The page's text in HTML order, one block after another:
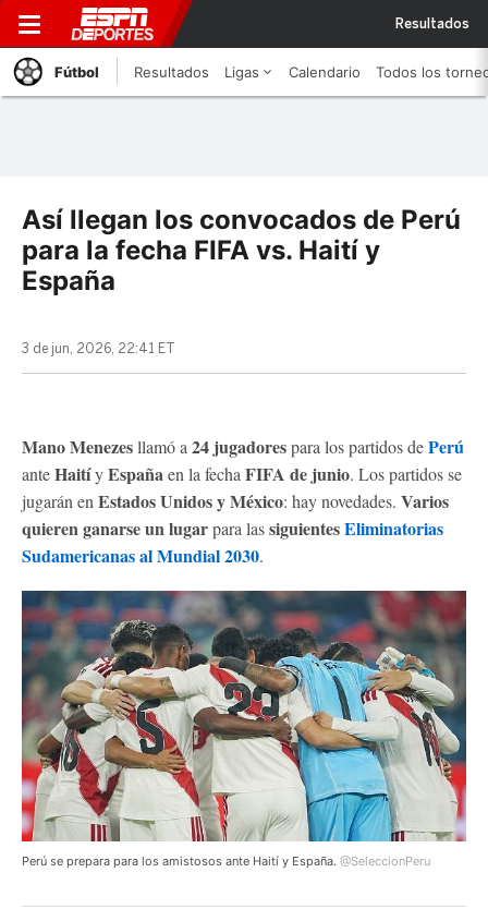
Resultados
Fútbol Resultados Ligas Calendario Todos los
Así llegan los convocados de Perú
para la fecha FIFA vs. Haití y
España
3 de jun, 2026, 22:41 ET
Mano Menezesllamó a 24 jugadorespara los partidos dePerú
anteHaitíyEspañaen la fecha FIFA de junio. Los partidos se
jugarán en Estados Unidos y México: hay novedades. Varios
quieren ganarse un lugarpara lassiguientesEliminatorias
Sudamericanas al Mundial 2030.
Perú se prepara para los amistosos ante Haití y España. @SeleccionPeru